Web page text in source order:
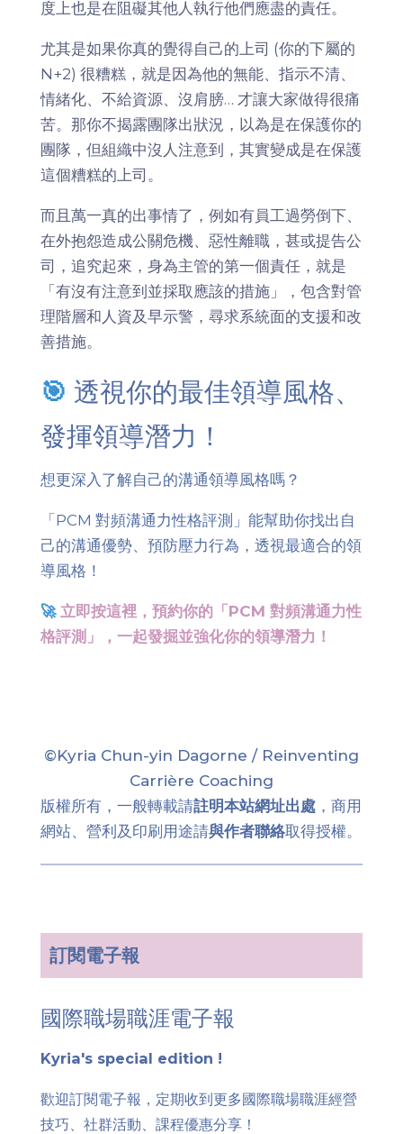
度上也是在阻礙其他人執行他們應盡的責任。
尤其是如果你真的覺得自己的上司 (你的下屬的
N+2) 很糟糕，就是因為他的無能、指示不清、
情緒化、不給資源、沒肩膀… 才讓大家做得很痛
苦。那你不揭露團隊出狀況，以為是在保護你的
團隊，但組織中沒人注意到，其實變成是在保護
這個糟糕的上司。
而且萬一真的出事情了，例如有員工過勞倒下、
在外抱怨造成公關危機、惡性離職，甚或提告公
司，追究起來，身為主管的第一個責任，就是
「有沒有注意到並採取應該的措施」，包含對管
理階層和人資及早示警，尋求系統面的支援和改
善措施。
🎯 透視你的最佳領導風格、
發揮領導潛力！
想更深入了解自己的溝通領導風格嗎？
「PCM 對頻溝通力性格評測」能幫助你找出自
己的溝通優勢、預防壓力行為，透視最適合的領
導風格！
🚀 立即按這裡，預約你的「PCM 對頻溝通力性
格評測」，一起發掘並強化你的領導潛力！
©Kyria Chun-yin Dagorne / Reinventing
Carrière Coaching
版權所有，一般轉載請註明本站網址出處 ，商用
網站、營利及印刷用途請與作者聯絡取得授權。
訂閱電子報
國際職場職涯電子報
Kyria's special edition !
歡迎訂閱電子報，定期收到更多國際職場職涯經營
技巧、社群活動、課程優惠分享！